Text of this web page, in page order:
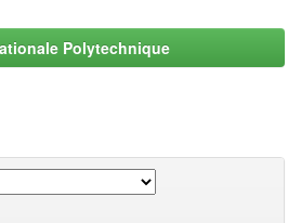
Polytechnique